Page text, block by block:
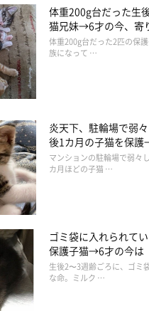
ご存知かと思いますが、短い
ンテリアの猫足からはほど遠
す。
なくて日本猫のはずなんです
は足の長いてんちゃんなんて考え
・(￣∀￣)・:
いて、またもや失礼なことを
)ゞ
体重200g台だった生
猫兄妹→6才の今、寄
ほっこり！
体重200g台だった2匹の保
族になって …
炎天下、駐輪場で弱
後1カ月の子猫を保
でツンデレなコに成長
マンションの駐輪場で弱々
カ月ほどの子猫 …
ゴミ袋に入れられて
保護子猫→6才の今
美しい黒猫に成長し
生後2〜3週齢ごろに、ゴミ
な命。ミルク …